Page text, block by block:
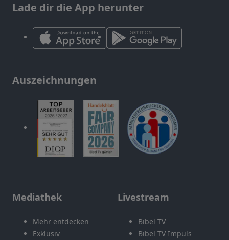
Lade dir die App herunter
Auszeichnungen
Mediathek
Mehr entdecken
Exklusiv
Livestream
Bibel TV
Bibel TV Impuls